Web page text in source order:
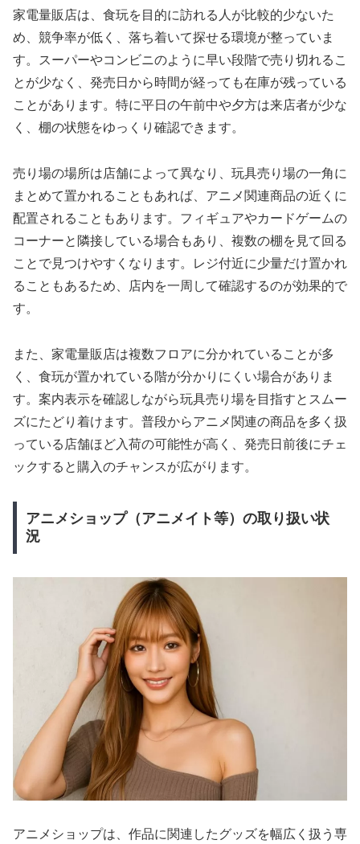
家電量販店は、食玩を目的に訪れる人が比較的少ないた
め、競争率が低く、落ち着いて探せる環境が整っていま
す。スーパーやコンビニのように早い段階で売り切れるこ
とが少なく、発売日から時間が経っても在庫が残っている
ことがあります。特に平日の午前中や夕方は来店者が少な
く、棚の状態をゆっくり確認できます。
売り場の場所は店舗によって異なり、玩具売り場の一角に
まとめて置かれることもあれば、アニメ関連商品の近くに
配置されることもあります。フィギュアやカードゲームの
コーナーと隣接している場合もあり、複数の棚を見て回る
ことで見つけやすくなります。レジ付近に少量だけ置かれ
ることもあるため、店内を一周して確認するのが効果的で
す。
また、家電量販店は複数フロアに分かれていることが多
く、食玩が置かれている階が分かりにくい場合がありま
す。案内表示を確認しながら玩具売り場を目指すとスムー
ズにたどり着けます。普段からアニメ関連の商品を多く扱
っている店舗ほど入荷の可能性が高く、発売日前後にチェ
ックすると購入のチャンスが広がります。
アニメショップ（アニメイト等）の取り扱い状
況
アニメショップは、作品に関連したグッズを幅広く扱う専